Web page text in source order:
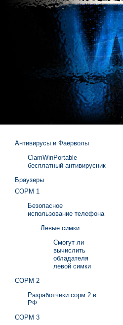
Антивирусы и Фаерволы
ClamWinPortable
бесплатный антивирусник
Браузеры
СОРМ 1
Безопасное
использование телефона
Левые симки
Смогут ли
вычислить
обладателя
левой симки
СОРМ 2
Разработчики сорм 2 в
РФ
СОРМ 3